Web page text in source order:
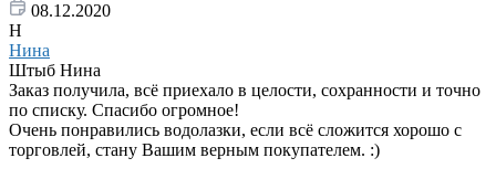
08.12.2020
Н
Нина
Штыб Нина
Заказ получила, всё приехало в целости, сохранности и точно
по списку. Спасибо огромное!
Очень понравились водолазки, если всё сложится хорошо с
торговлей, стану Вашим верным покупателем. :)